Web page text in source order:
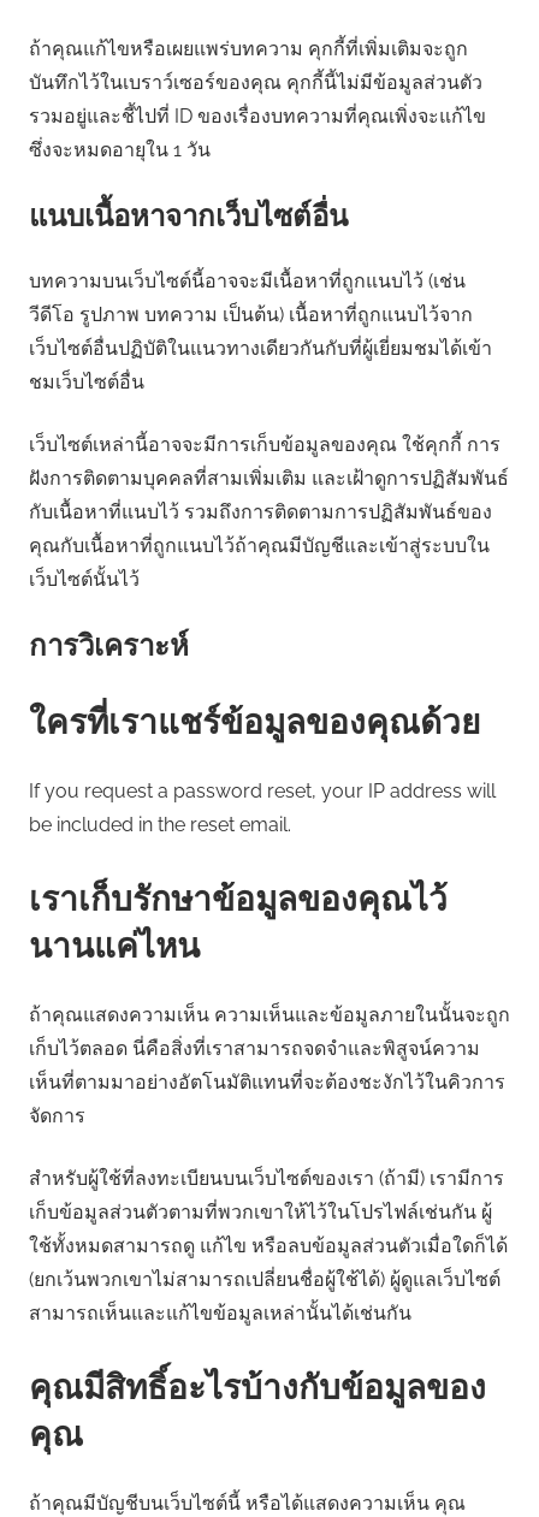
ถ้าคุณแก้ไขหรือเผยแพร่บทความ คุกกี้ที่เพิ่มเติมจะถูก
บันทึกไว้ในเบราว์เซอร์ของคุณ คุกกี้นี้ไม่มีข้อมูลส่วนตัว
รวมอยู่และชี้ไปที่ ID ของเรื่องบทความที่คุณเพิ่งจะแก้ไข
ซึ่งจะหมดอายุใน 1 วัน
แนบเนื้อหาจากเว็บไซต์อื่น
บทความบนเว็บไซต์นี้อาจจะมีเนื้อหาที่ถูกแนบไว้ (เช่น
วีดีโอ รูปภาพ บทความ เป็นต้น) เนื้อหาที่ถูกแนบไว้จาก
เว็บไซต์อื่นปฏิบัติในแนวทางเดียวกันกับที่ผู้เยี่ยมชมได้เข้า
ชมเว็บไซต์อื่น
เว็บไซต์เหล่านี้อาจจะมีการเก็บข้อมูลของคุณ ใช้คุกกี้ การ
ฝังการติดตามบุคคลที่สามเพิ่มเติม และเฝ้าดูการปฏิสัมพันธ์
กับเนื้อหาที่แนบไว้ รวมถึงการติดตามการปฏิสัมพันธ์ของ
คุณกับเนื้อหาที่ถูกแนบไว้ถ้าคุณมีบัญชีและเข้าสู่ระบบใน
เว็บไซต์นั้นไว้
การวิเคราะห์
ใครที่เราแชร์ข้อมูลของคุณด้วย
If you request a password reset, your IP address will
be included in the reset email.
เราเก็บรักษาข้อมูลของคุณไว้
นานแค่ไหน
ถ้าคุณแสดงความเห็น ความเห็นและข้อมูลภายในนั้นจะถูก
เก็บไว้ตลอด นี่คือสิ่งที่เราสามารถจดจำและพิสูจน์ความ
เห็นที่ตามมาอย่างอัตโนมัติแทนที่จะต้องชะงักไว้ในคิวการ
จัดการ
สำหรับผู้ใช้ที่ลงทะเบียนบนเว็บไซต์ของเรา (ถ้ามี) เรามีการ
เก็บข้อมูลส่วนตัวตามที่พวกเขาให้ไว้ในโปรไฟล์เช่นกัน ผู้
ใช้ทั้งหมดสามารถดู แก้ไข หรือลบข้อมูลส่วนตัวเมื่อใดก็ได้
(ยกเว้นพวกเขาไม่สามารถเปลี่ยนชื่อผู้ใช้ได้) ผู้ดูแลเว็บไซต์
สามารถเห็นและแก้ไขข้อมูลเหล่านั้นได้เช่นกัน
คุณมีสิทธิ์อะไรบ้างกับข้อมูลของ
คุณ
ถ้าคุณมีบัญชีบนเว็บไซต์นี้ หรือได้แสดงความเห็น คุณ